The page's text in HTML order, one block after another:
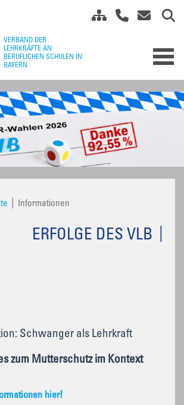
Informationen
ERFOLGE DES VLB
Schwanger als Lehrkraft
zum Mutterschutz im Kontext
hier!